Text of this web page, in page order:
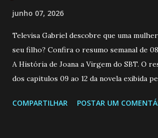
junho 07, 2026
Televisa Gabriel descobre que uma
seu filho? Confira o resumo semanal de
A História de Joana a Virgem do SBT. O
dos capitulos 09 ao 12 da novela exibida
a Programação Semanal do SBT de 08/
COMPARTILHAR POSTAR UM